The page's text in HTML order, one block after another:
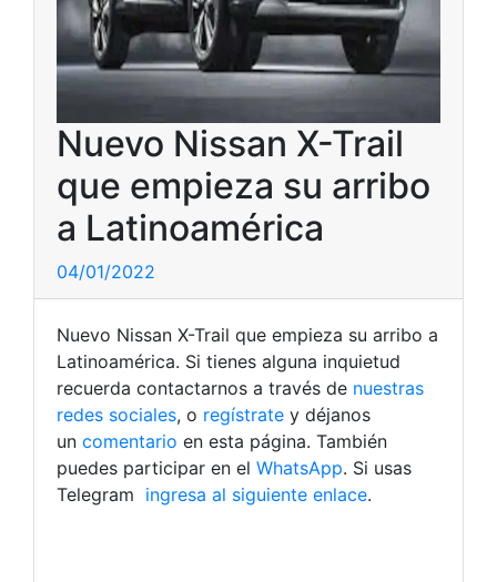
Nuevo Nissan X-Trail
que empieza su arribo
a Latinoamérica
04/01/2022
Nuevo Nissan X-Trail que empieza su arribo a
Latinoamérica. Si tienes alguna inquietud
recuerda contactarnos a través de nuestras
redes sociales, o regístrate y déjanos
un comentario en esta página. También
puedes participar en el WhatsApp. Si usas
Telegram ingresa al siguiente enlace.